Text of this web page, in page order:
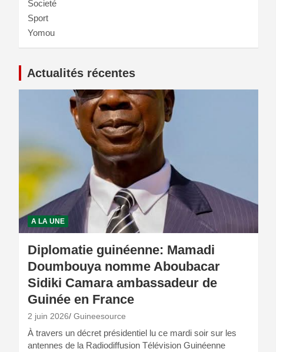
Societé
Sport
Yomou
Actualités récentes
A LA UNE
Diplomatie guinéenne: Mamadi
Doumbouya nomme Aboubacar
Sidiki Camara ambassadeur de
Guinée en France
2 juin 2026 Guineesource
À travers un décret présidentiel lu ce mardi soir sur les
antennes de la Radiodiffusion Télévision Guinéenne